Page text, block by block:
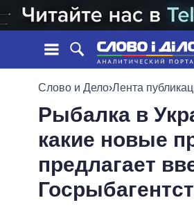
НОВОСТИ
ЛЕНТА
СОБЫТИЯ
СТАТЬИ
МНЕНИЯ
ОБЗОРЫ
ОБЕЩАНИЯ
ПОЛИТИКИ
ВСЕ ПОЛИТИКИ
ПРЕЗИДЕНТ И ОФИС
ИНФОГРАФИКА
Слово и Дело›Лента
Рыбалка в
какие новые
предлагает